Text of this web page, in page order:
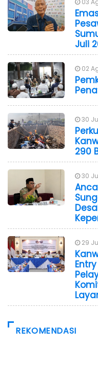
Juli
02
30
290
30
29
REKOMENDASI